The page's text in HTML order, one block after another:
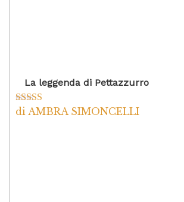
La leggenda di Pettazzurro
Valutato5su
di AMBRA SIMONCELLI